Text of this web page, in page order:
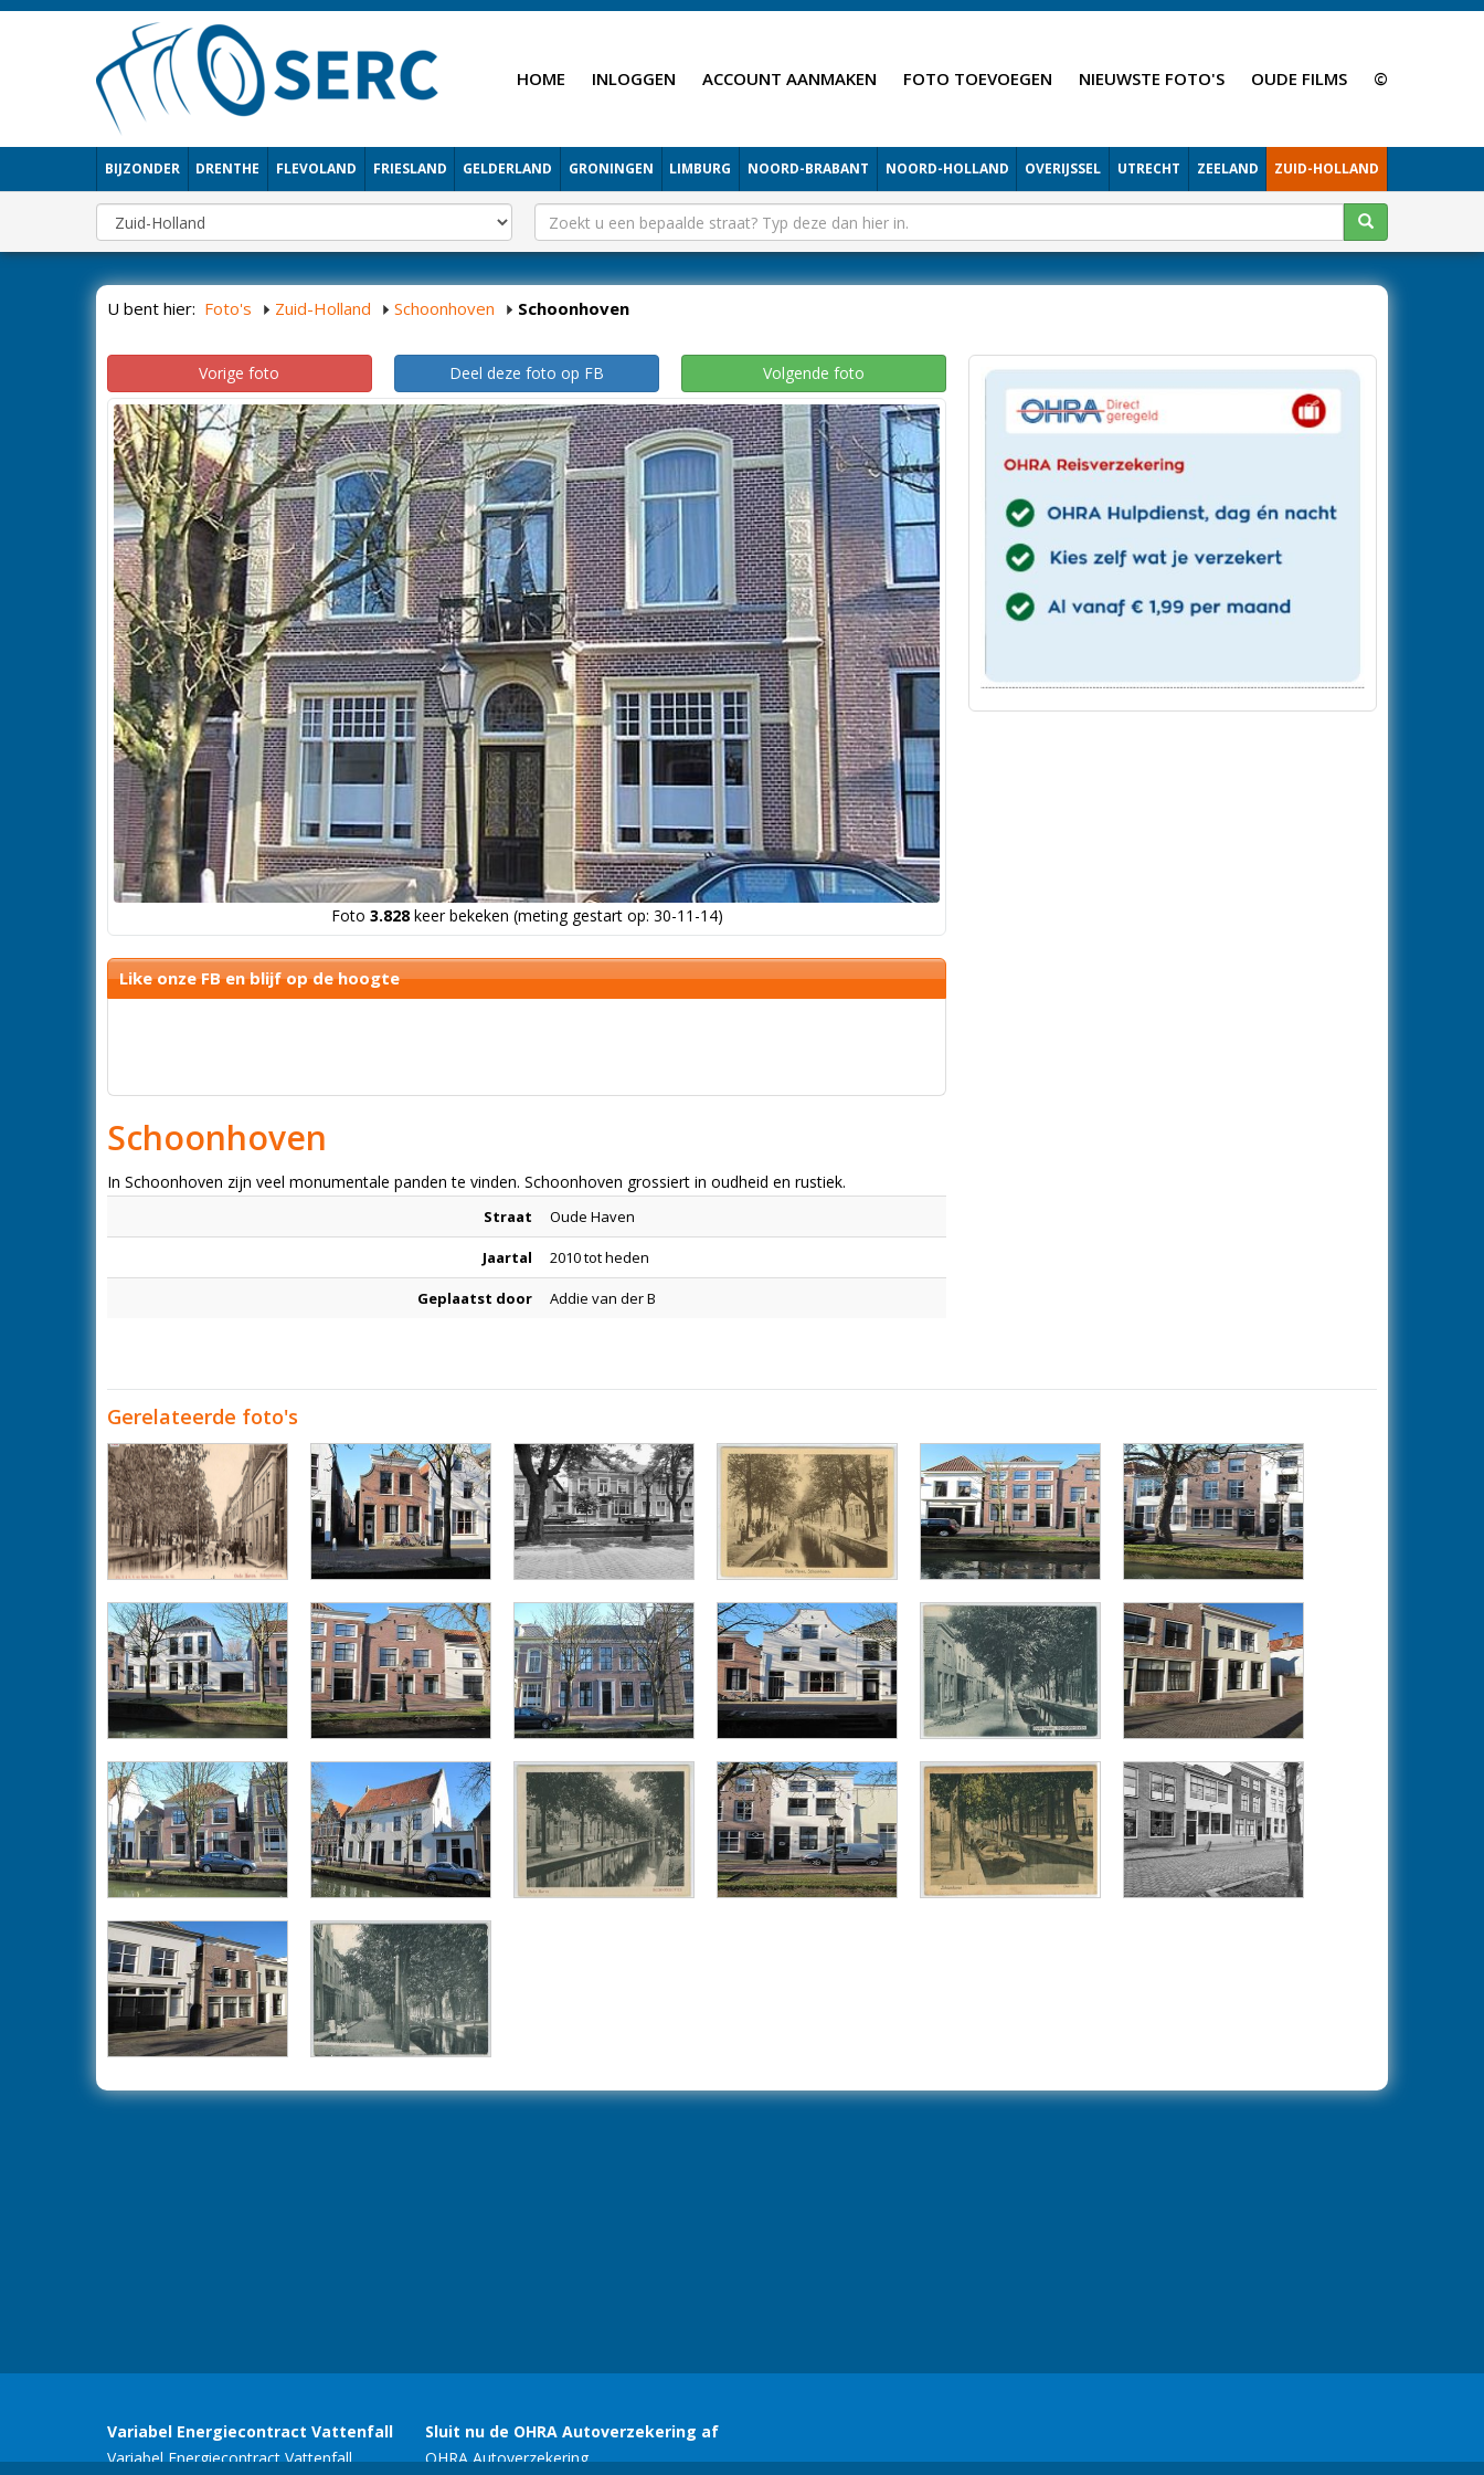
HOME INLOGGEN ACCOUNT AANMAKEN FOTO TOEVOEGEN NIEUWSTE FOTO'S OUDE FILMS ©
BIJZONDER DRENTHE FLEVOLAND FRIESLAND GELDERLAND GRONINGEN LIMBURG NOORD-BRABANT NOORD-HOLLAND OVERIJSSEL UTRECHT ZEELAND ZUID-HOLLAND
U bent hier: Foto's Zuid-Holland Schoonhoven Schoonhoven
Vorige foto Deel deze foto op FB Volgende foto
Foto 3.828keer bekeken (meting gestart op: 30-11-14)
Like onze FB en blijf op de hoogte
Schoonhoven
In Schoonhoven zijn veel monumentale panden te vinden. Schoonhoven grossiert in oudheid en rustiek.
Straat Oude Haven
Jaartal 2010 tot heden
Geplaatst door Addie van der B
Gerelateerde foto's